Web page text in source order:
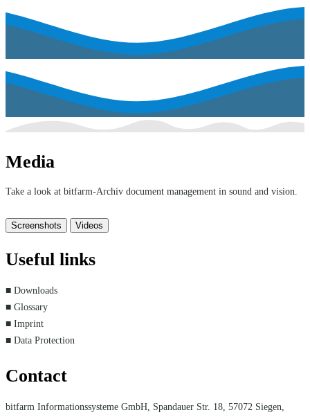
Media
Take a look at bitfarm-Archiv document management in sound and vision.
Screenshots Videos
Useful links
■ Downloads
■ Glossary
■ Imprint
■ Data Protection
Contact
bitfarm Informationssysteme GmbH, Spandauer Str. 18, 57072 Siegen,